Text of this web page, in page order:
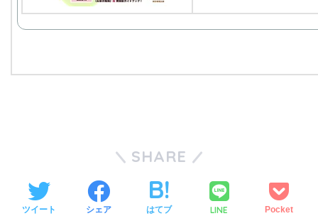
SHARE
ツイート シェア はてブ LINE Pocket